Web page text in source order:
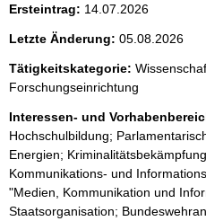
Ersteintrag: 14.07.2026
Letzte Änderung: 05.08.2026
Tätigkeitskategorie:
Forschungseinrichtung
Interessen- und
Hochschulbildung;
Energien;
Kommunikations- und
"Medien, Kommunikation und
Staatsorganisation;